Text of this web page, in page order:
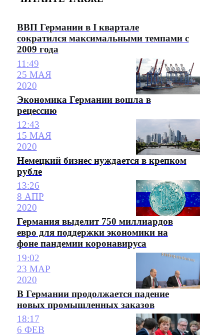
ВВП Германии в I квартале
сократился максимальными темпами с
2009 года
11:49
25 МАЯ
2020
Экономика Германии вошла в
рецессию
12:43
15 МАЯ
2020
Немецкий бизнес нуждается в крепком
рубле
13:26
8 АПР
2020
Германия выделит 750 миллиардов
евро для поддержки экономики на
фоне пандемии коронавируса
19:02
23 МАР
2020
В Германии продолжается падение
новых промышленных заказов
18:17
6 ФЕВ